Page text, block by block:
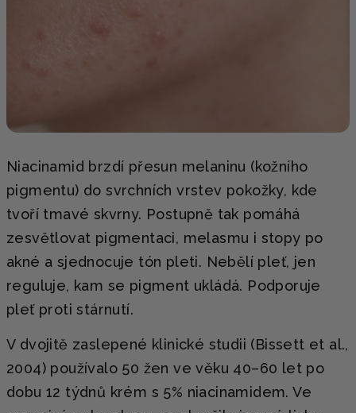
Niacinamid brzdí přesun melaninu (kožního
pigmentu) do svrchních vrstev pokožky, kde
tvoří tmavé skvrny. Postupně tak pomáhá
zesvětlovat pigmentaci, melasmu i stopy po
akné a sjednocuje tón pleti. Nebělí pleť, jen
reguluje, kam se pigment ukládá. Podporuje
pleť proti stárnutí.
V dvojitě zaslepené klinické studii (Bissett et al.,
2004) používalo 50 žen ve věku 40–60 let po
dobu 12 týdnů krém s 5% niacinamidem. Ve